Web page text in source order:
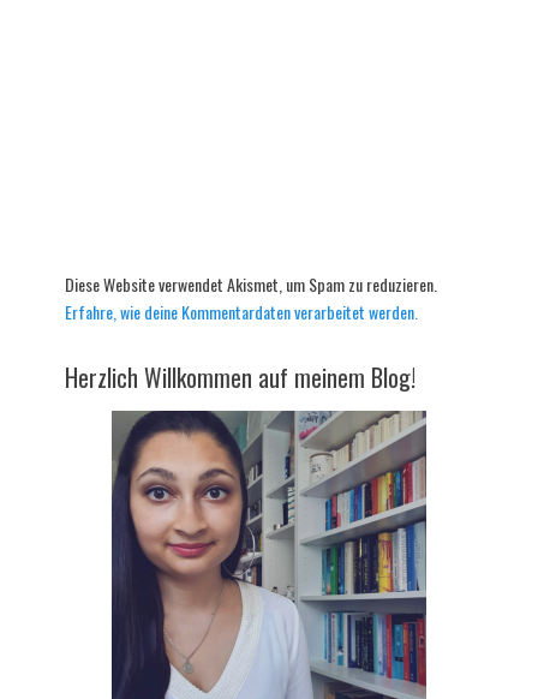
Diese Website verwendet Akismet, um Spam zu reduzieren.
Erfahre, wie deine Kommentardaten verarbeitet werden.
Herzlich Willkommen auf meinem Blog!